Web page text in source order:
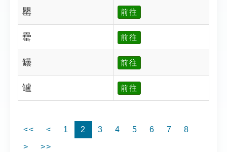
罌 前往
罍 前往
罎 前往
罏 前往
<< < 1 2 3 4 5 6 7
8
>
>>